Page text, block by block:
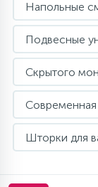
Душевые
Напольные
Подвесные
Скрытого
Шторки для